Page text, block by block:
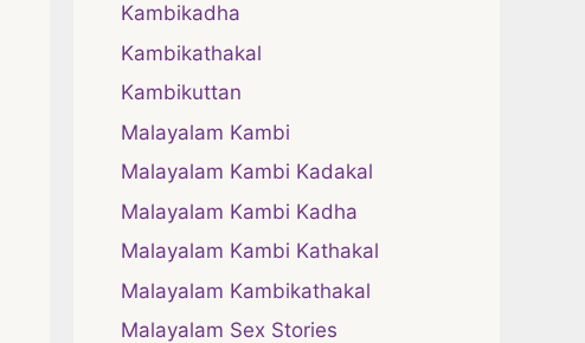
Kambikadha
Kambikathakal
Kambikuttan
Malayalam Kambi
Malayalam Kambi Kadakal
Malayalam Kambi Kadha
Malayalam Kambi Kathakal
Malayalam Kambikathakal
Malayalam Sex Stories